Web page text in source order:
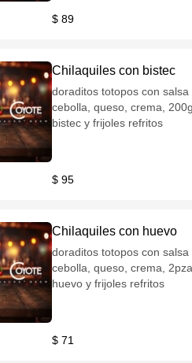
$ 89
Chilaquiles con bistec
doraditos totopos con salsa
cebolla, queso, crema,
bistec y frijoles refritos
$ 95
Chilaquiles con huevo
doraditos totopos con salsa
cebolla, queso, crema,
huevo y frijoles refritos
$ 71